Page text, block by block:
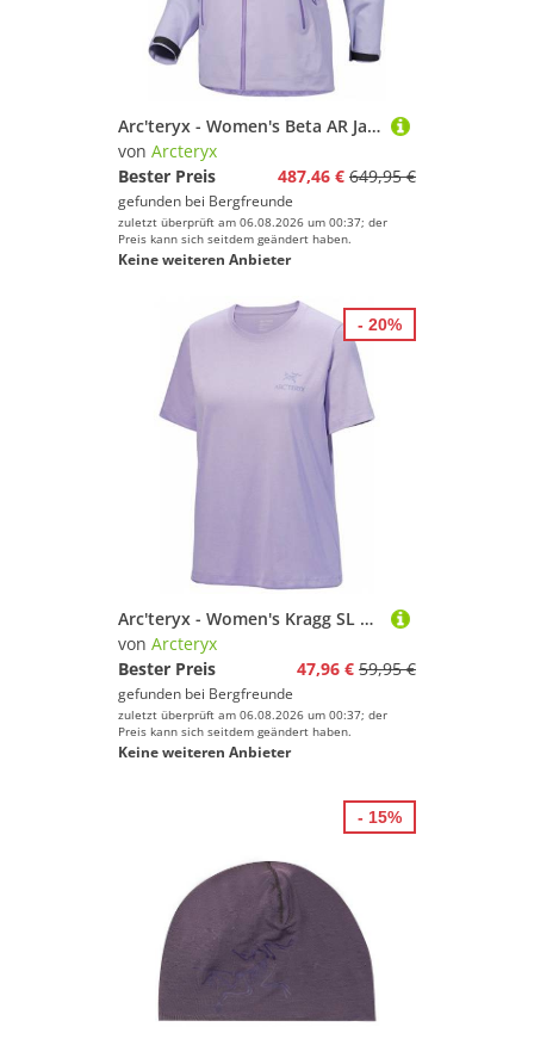
Arc'teryx - Women's Beta AR Jacket - Regenjacke Gr XL lila
von Arcteryx
Bester Preis
487,46 € 649,95 €
gefunden bei Bergfreunde
zuletzt überprüft am 06.08.2026 um 00:37; der
Preis kann sich seitdem geändert haben.
Keine weiteren Anbieter
Arc'teryx - Women's Kragg SL Cotton Emblem Crew S/S - T-Shirt Gr XL lila
von Arcteryx
Bester Preis
47,96 € 59,95 €
gefunden bei Bergfreunde
zuletzt überprüft am 06.08.2026 um 00:37; der
Preis kann sich seitdem geändert haben.
Keine weiteren Anbieter
- 20%
- 15%